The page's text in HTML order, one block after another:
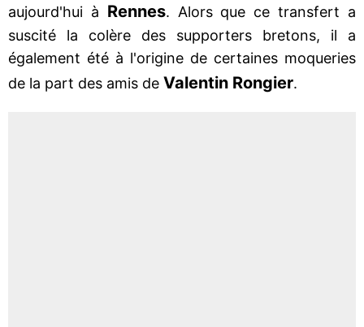
aujourd'hui à Rennes. Alors que ce transfert a
suscité la colère des supporters bretons, il a
également été à l'origine de certaines moqueries
de la part des amis de Valentin Rongier.